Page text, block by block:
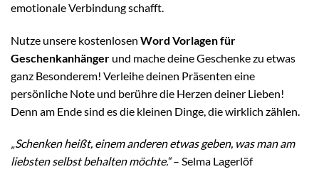
emotionale Verbindung schafft.
Nutze unsere kostenlosen Word Vorlagen für
Geschenkanhänger und mache deine Geschenke zu etwas
ganz Besonderem! Verleihe deinen Präsenten eine
persönliche Note und berühre die Herzen deiner Lieben!
Denn am Ende sind es die kleinen Dinge, die wirklich zählen.
„Schenken heißt, einem anderen etwas geben, was man am
liebsten selbst behalten möchte.“– Selma Lagerlöf